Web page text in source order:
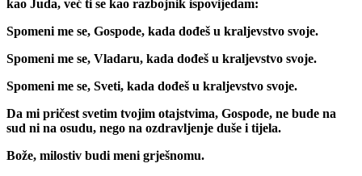
kao Juda, već ti se kao razbojnik ispovijedam:
Spomeni me se, Gospode, kada dođeš u kraljevstvo svoje.
Spomeni me se, Vladaru, kada dođeš u kraljevstvo svoje.
Spomeni me se, Sveti, kada dođeš u kraljevstvo svoje.
Da mi pričest svetim tvojim otajstvima, Gospode, ne bude na
sud ni na osudu, nego na ozdravljenje duše i tijela.
Bože, milostiv budi meni grješnomu.